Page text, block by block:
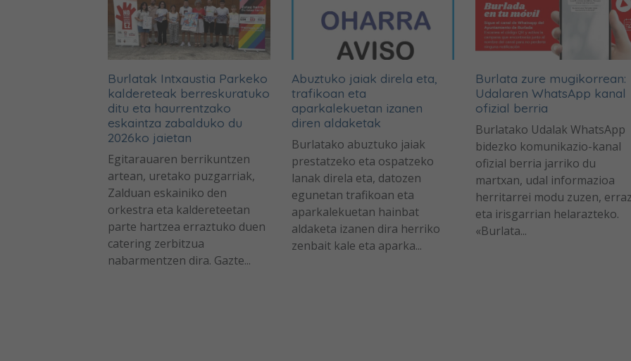
Burlatak Intxaustia Parkeko
kaldereteak berreskuratuko
ditu eta haurrentzako
eskaintza zabalduko du
2026ko jaietan
Egitarauaren berrikuntzen
artean, uretako puzgarriak,
Zalduan eskainiko den
orkestra eta kaldereteetan
parte hartzea erraztuko duen
catering zerbitzua
nabarmentzen dira. Gazte...
Abuztuko jaiak direla eta,
trafikoan eta
aparkalekuetan izanen
diren aldaketak
Burlatako abuztuko jaiak
prestatzeko eta ospatzeko
lanak direla eta, datozen
egunetan trafikoan eta
aparkalekuetan hainbat
aldaketa izanen dira herriko
zenbait kale eta aparka...
Burlata zure mugikorrean:
Udalaren WhatsApp kanal
ofizial berria
Burlatako Udalak WhatsApp
bidezko komunikazio-kanal
ofizial berria jarriko du
martxan, udal informazioa
herritarrei modu zuzen,
eta irisgarrian helarazteko.
«Burlata...